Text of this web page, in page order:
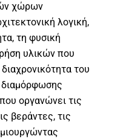
χώρων
λογική,
τη φυσική
υλικών που
του
οργανώνει τις
βεράντες, τις